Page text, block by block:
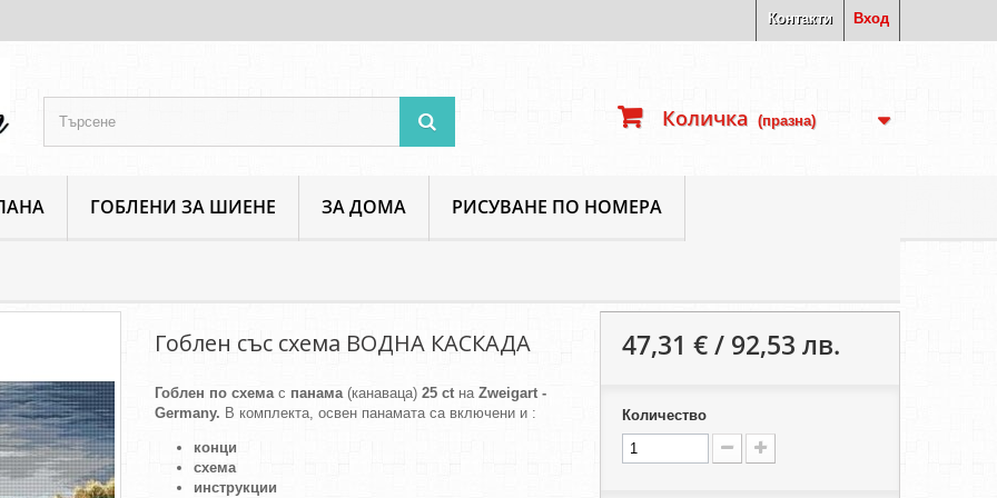
Вход
Контакти
ГОБЛЕНИ ЗА ШИЕНЕ ЗА ДОМА РИСУВАНЕ ПО НОМЕРА
Количка (празна)
Гоблен със схема ВОДНА КАСКАДА
Гоблен по схемас панама(канаваца) 25 ctна Zweigart -
Germany. В комплекта, освен панамата са включени и :
конци
схема
инструкции
47,31 € / 92,53 лв.
Количество